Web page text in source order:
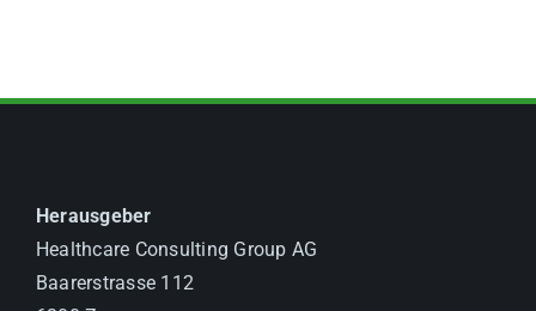
Herausgeber
Healthcare Consulting Group AG
Baarerstrasse 112